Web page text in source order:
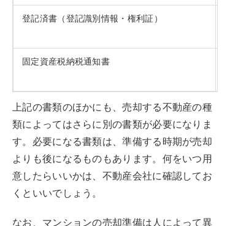
登記済書（登記識別情報・権利証）
固定資産税納税通知書
上記の書類のほかにも、売却する不動産の種
類によってはさらに別の書類が必要になりま
す。必要になる書類は、準備する時期が売却
よりも後になるものもあります。何をいつ用
意したらいいかは、不動産会社に確認してお
くといいでしょう。
なお、マンションの売却準備は人によって異